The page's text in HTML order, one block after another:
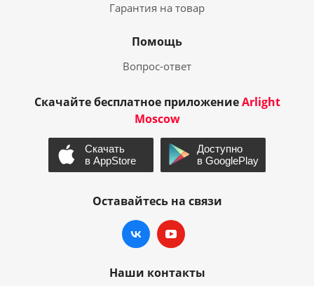
Гарантия на товар
Помощь
Вопрос-ответ
Скачайте бесплатное приложениеArlight
Moscow
Оставайтесь на связи
Наши контакты